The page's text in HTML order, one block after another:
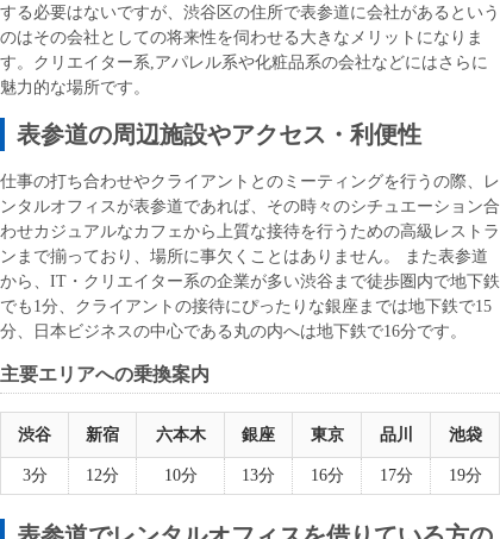
する必要はないですが、渋谷区の住所で表参道に会社があるという
のはその会社としての将来性を伺わせる大きなメリットになりま
す。クリエイター系,アパレル系や化粧品系の会社などにはさらに
魅力的な場所です。
表参道の周辺施設やアクセス・利便性
仕事の打ち合わせやクライアントとのミーティングを行うの際、レ
ンタルオフィスが表参道であれば、その時々のシチュエーション合
わせカジュアルなカフェから上質な接待を行うための高級レストラ
ンまで揃っており、場所に事欠くことはありません。 また表参道
から、IT・クリエイター系の企業が多い渋谷まで徒歩圏内で地下鉄
でも1分、クライアントの接待にぴったりな銀座までは地下鉄で15
分、日本ビジネスの中心である丸の内へは地下鉄で16分です。
主要エリアへの乗換案内
渋谷 新宿 六本木 銀座 東京 品川 池袋
3分 12分 10分 13分 16分 17分 19分